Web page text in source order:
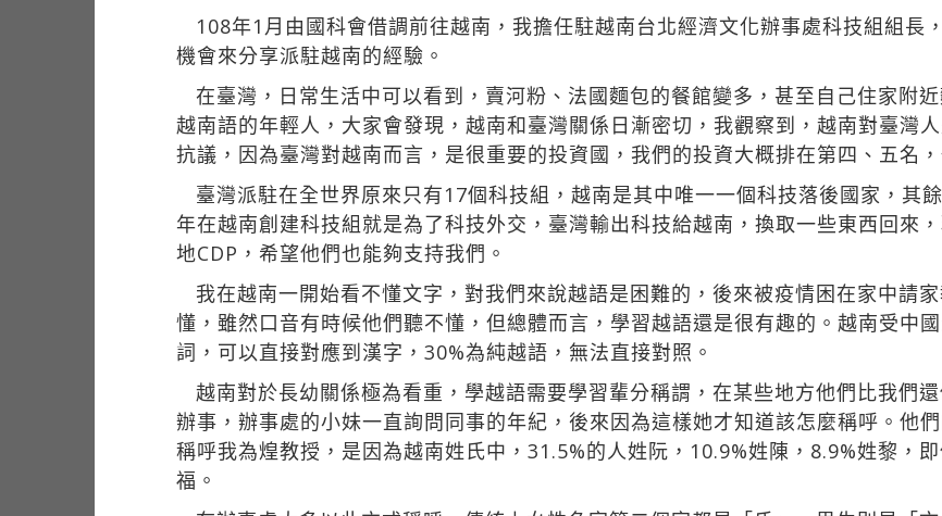
108年1月由國科會借調前往越南，我擔任駐越南台北經濟文化辦事處科技組組長
機會來分享派駐越南的經驗。
在臺灣，日常生活中可以看到，賣河粉、法國麵包的餐館變多，甚至自己住家附
越南語的年輕人，大家會發現，越南和臺灣關係日漸密切，我觀察到，越南對臺灣
抗議，因為臺灣對越南而言，是很重要的投資國，我們的投資大概排在第四、五名
臺灣派駐在全世界原來只有17個科技組，越南是其中唯一一個科技落後國家，其
年在越南創建科技組就是為了科技外交，臺灣輸出科技給越南，換取一些東西回來
地CDP，希望他們也能夠支持我們。
我在越南一開始看不懂文字，對我們來說越語是困難的，後來被疫情困在家中請
懂，雖然口音有時候他們聽不懂，但總體而言，學習越語還是很有趣的。越南受中
詞，可以直接對應到漢字，30%為純越語，無法直接對照。
越南對於長幼關係極為看重，學越語需要學習輩分稱謂，在某些地方他們比我們
辦事，辦事處的小妹一直詢問同事的年紀，後來因為這樣她才知道該怎麼稱呼。他
稱呼我為煌教授，是因為越南姓氏中，31.5%的人姓阮，10.9%姓陳，8.9%姓黎，
福。